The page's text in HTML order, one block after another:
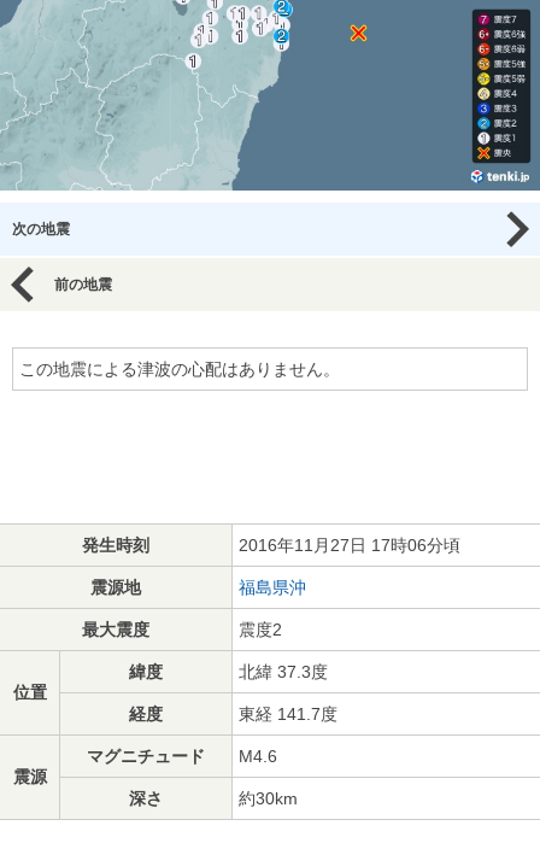
次の地震
前の地震
この地震による津波の心配はありません。
発生時刻 2016年11月27日 17時06分頃
震源地 福島県沖
最大震度 震度2
位置
緯度 北緯 37.3度
経度 東経 141.7度
震源
マグニチュード M4.6
深さ 約30km